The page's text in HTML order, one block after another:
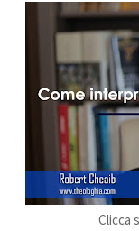
Clicca